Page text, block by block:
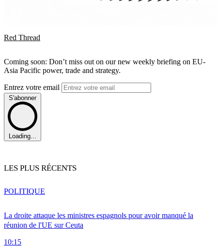
Red Thread
Coming soon: Don’t miss out on our new weekly briefing on EU-
Asia Pacific power, trade and strategy.
Entrez votre email
S'abonner
Loading...
LES PLUS RÉCENTS
La droite attaque les ministres espagnols pour avoir manqué la
réunion de l'UE sur Ceuta
10:15
POLITIQUE